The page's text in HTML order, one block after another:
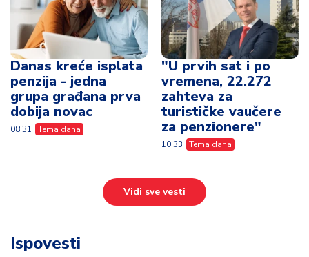
Danas kreće isplata
penzija - jedna
grupa građana prva
dobija novac
08:31 Tema dana
"U prvih sat i po
vremena, 22.272
zahteva za
turističke vaučere
za penzionere"
10:33 Tema dana
Vidi sve vesti
Ispovesti